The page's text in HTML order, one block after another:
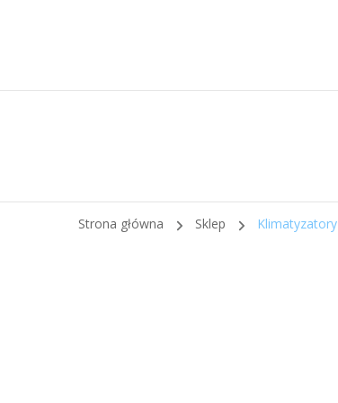
Strona główna Sklep Klimatyzatory